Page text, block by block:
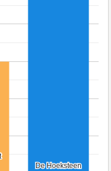
De Hoeksteen
De Hoeksteen